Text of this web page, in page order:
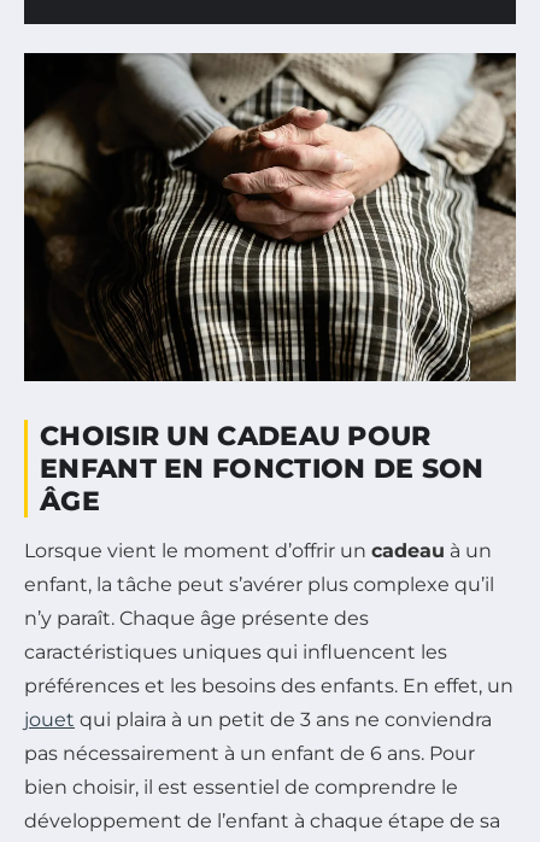
CHOISIR UN CADEAU POUR
ENFANT EN FONCTION DE SON
ÂGE
Lorsque vient le moment d’offrir un cadeau à un
enfant, la tâche peut s’avérer plus complexe qu’il
n’y paraît. Chaque âge présente des
caractéristiques uniques qui influencent les
préférences et les besoins des enfants. En effet, un
jouet qui plaira à un petit de 3 ans ne conviendra
pas nécessairement à un enfant de 6 ans. Pour
bien choisir, il est essentiel de comprendre le
développement de l’enfant à chaque étape de sa